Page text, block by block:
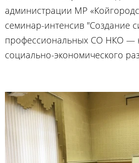
администрации МР
семинар-интенсив "Создание
профессиональных СО НКО —
социально-экономического